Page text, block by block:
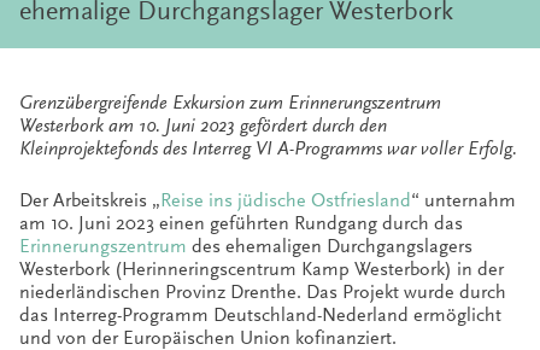
ehemalige Durchgangslager Westerbork
Grenzübergreifende Exkursion zum Erinnerungszentrum
Westerbork am 10. Juni 2023 gefördert durch den
Kleinprojektefonds des Interreg VI A-Programms war voller Erfolg.
Der Arbeitskreis „Reise ins jüdische Ostfriesland “ unternahm
am 10. Juni 2023 einen geführten Rundgang durch das
Erinnerungszentrum des ehemaligen Durchgangslagers
Westerbork (Herinneringscentrum Kamp Westerbork) in der
niederländischen Provinz Drenthe. Das Projekt wurde durch
das Interreg-Programm Deutschland-Nederland ermöglicht
und von der Europäischen Union kofinanziert.